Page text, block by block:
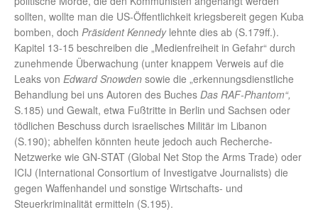
sollten, wollte man die US-Öffentlichkeit kriegsbereit gegen Kuba
bomben, doch Präsident Kennedylehnte dies ab (S.179ff.).
Kapitel 13-15 beschreiben die „Medienfreiheit in Gefahr“ durch
zunehmende Überwachung (unter knappem Verweis auf die
Leaks von Edward Snowden sowie die „erkennungsdienstliche
Behandlung bei uns Autoren des Buches Das RAF-Phantom“,
S.185) und Gewalt, etwa Fußtritte in Berlin und Sachsen oder
tödlichen Beschuss durch israelisches Militär im Libanon
(S.190); abhelfen könnten heute jedoch auch Recherche-
Netzwerke wie GN-STAT (Global Net Stop the Arms Trade) oder
ICIJ (International Consortium of Investigatve Journalists) die
gegen Waffenhandel und sonstige Wirtschafts- und
Steuerkriminalität ermitteln (S.195).